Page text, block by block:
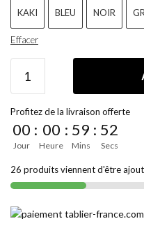
KAKI BLEU NOIR
Effacer
Profitez de la livraison offerte
00
Jour
: 00
Heure
: 59
Mins
: 52
Secs
26 produits viennent d'être